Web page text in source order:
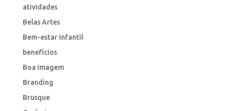
atividades
Belas Artes
Bem-estar Infantil
benefícios
Boa Imagem
Branding
Brusque